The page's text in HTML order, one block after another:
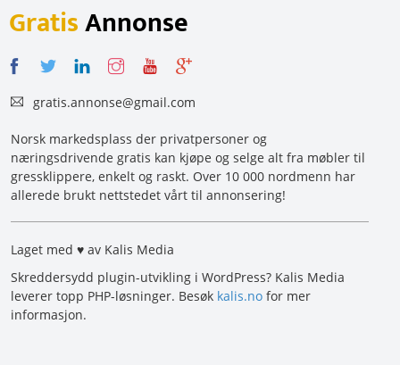
GratisAnnonse
gratis.annonse@gmail.com
Norsk markedsplass der privatpersoner og
næringsdrivende gratis kan kjøpe og selge alt fra møbler til
gressklippere, enkelt og raskt. Over 10 000 nordmenn har
allerede brukt nettstedet vårt til annonsering!
Laget med ♥ av Kalis Media
Skreddersydd plugin-utvikling i WordPress? Kalis Media
leverer topp PHP-løsninger. Besøk kalis.no for mer
informasjon.